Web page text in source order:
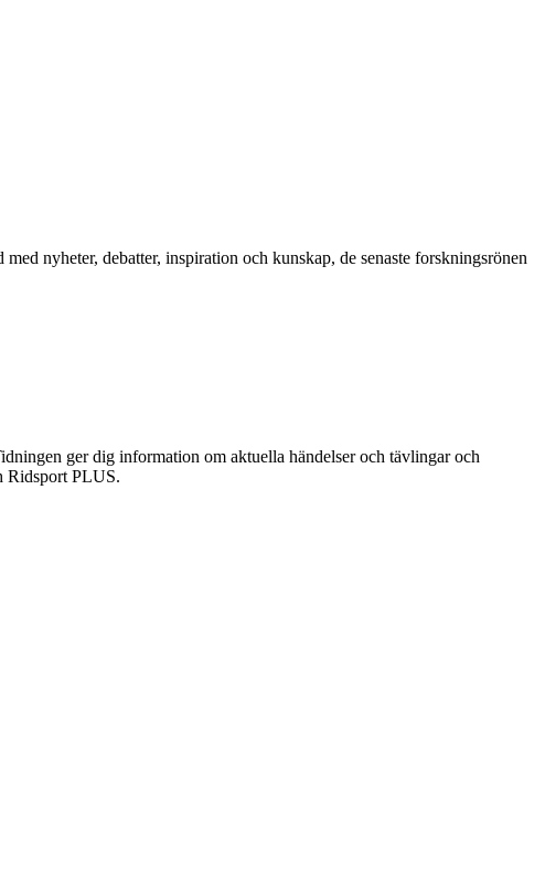
nyheter, debatter, inspiration och kunskap, de senaste forskningsrönen
ger dig information om aktuella händelser och tävlingar och
Ridsport PLUS.